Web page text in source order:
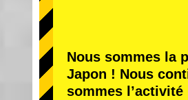
Nous sommes la
Japon ! Nous
sommes l’activité